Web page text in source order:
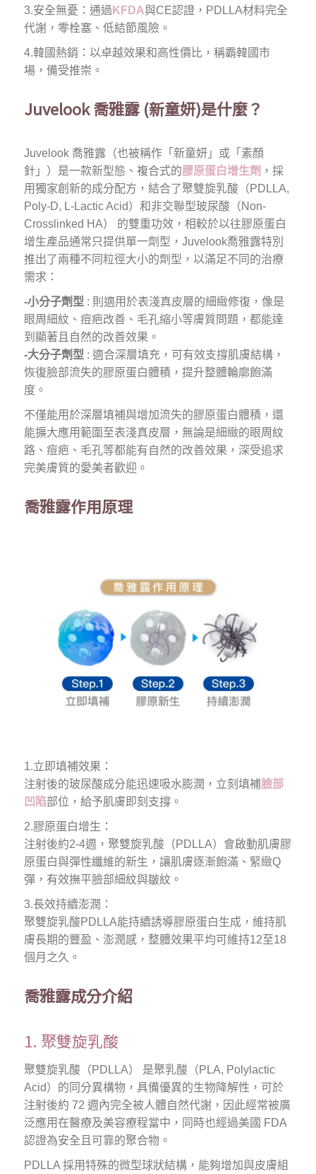
3.安全無憂：通過 KFDA與CE認證，PDLLA材料完全
代謝，零栓塞、低結節風險。
4.韓國熱銷：以卓越效果和高性價比，稱霸韓國市
場，備受推崇。
Juvelook 喬雅露 (新童妍)是什麼？
Juvelook 喬雅露（也被稱作「新童妍」或「素顏
針」）是一款新型態、複合式的膠原蛋白增生劑 ，採
用獨家創新的成分配方，結合了聚雙旋乳酸（PDLLA,
Poly-D, L-Lactic Acid）和非交聯型玻尿酸（Non-
Crosslinked HA） 的雙重功效，相較於以往膠原蛋白
增生產品通常只提供單一劑型，Juvelook喬雅露特別
推出了兩種不同粒徑大小的劑型，以滿足不同的治療
需求：
-小分子劑型 : 則適用於表淺真皮層的細緻修復，像是
眼周細紋、痘疤改善、毛孔縮小等膚質問題，都能達
到顯著且自然的改善效果。
-大分子劑型 : 適合深層填充，可有效支撐肌膚結構，
恢復臉部流失的膠原蛋白體積，提升整體輪廓飽滿
度。
不僅能用於深層填補與增加流失的膠原蛋白體積，還
能擴大應用範圍至表淺真皮層，無論是細緻的眼周紋
路、痘疤、毛孔等都能有自然的改善效果，深受追求
完美膚質的愛美者歡迎。
喬雅露作用原理
1.立即填補效果：
注射後的玻尿酸成分能迅速吸水膨潤，立刻填補臉部
凹陷部位，給予肌膚即刻支撐。
2.膠原蛋白增生：
注射後約2-4週，聚雙旋乳酸（PDLLA）會啟動肌膚膠
原蛋白與彈性纖維的新生，讓肌膚逐漸飽滿、緊緻Q
彈，有效撫平臉部細紋與皺紋。
3.長效持續澎潤：
聚雙旋乳酸PDLLA能持續誘導膠原蛋白生成，維持肌
膚長期的豐盈、澎潤感，整體效果平均可維持12至18
個月之久。
喬雅露成分介紹
1. 聚雙旋乳酸
聚雙旋乳酸（PDLLA） 是聚乳酸（PLA, Polylactic
Acid）的同分異構物，具備優異的生物降解性，可於
注射後約 72 週內完全被人體自然代謝，因此經常被廣
泛應用在醫療及美容療程當中，同時也經過美國 FDA
認證為安全且可靠的聚合物。
PDLLA 採用特殊的微型球狀結構，能夠增加與皮膚組